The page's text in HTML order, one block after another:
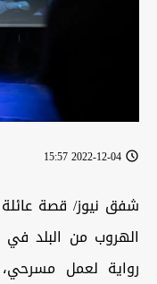
2022-12-04 15:57
شفق نيوز/ قصة
الهروب من البلد في
رواية لعمل